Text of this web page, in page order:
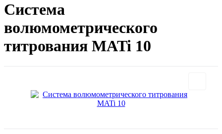
Система
волюмометрического
титрования MATi 10